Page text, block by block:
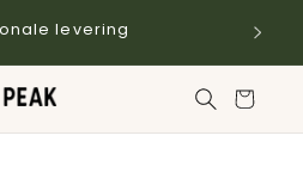
levering
Winkelwagen